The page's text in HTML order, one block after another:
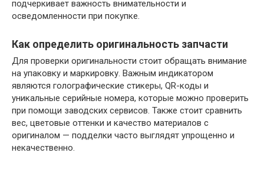
подчеркивает важность внимательности и
осведомленности при покупке.
Как определить оригинальность запчасти
Для проверки оригинальности стоит обращать внимание
на упаковку и маркировку. Важным индикатором
являются голографические стикеры, QR-коды и
уникальные серийные номера, которые можно проверить
при помощи заводских сервисов. Также стоит сравнить
вес, цветовые оттенки и качество материалов с
оригиналом — подделки часто выглядят упрощенно и
некачественно.